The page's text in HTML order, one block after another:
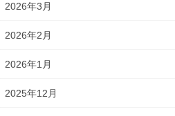
2026年3月
2026年2月
2026年1月
2025年12月